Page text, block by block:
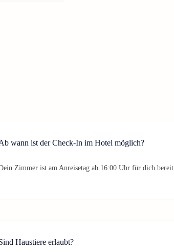
wann ist der Check-In im Hotel möglich?
Zimmer ist am Anreisetag ab 16:00 Uhr für dich bereit.
Haustiere erlaubt?